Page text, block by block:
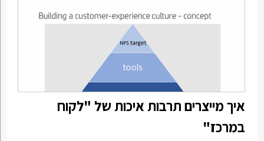
איך מייצרים תרבות איכות של "לקוח
במרכז"